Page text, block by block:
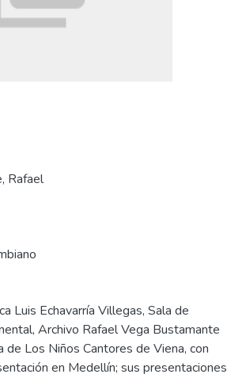
Rafael
Luis Echavarría Villegas, Sala de
Archivo Rafael Vega Bustamante
de Los Niños Cantores de Viena, con
en Medellín; sus presentaciones